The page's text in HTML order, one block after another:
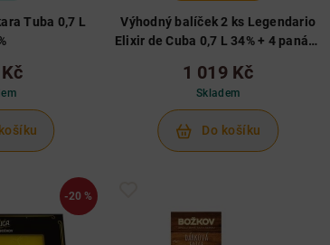
Tuba 0,7 L
Výhodný balíček 2 ks Legendario
Elixir de Cuba 0,7 L 34% + 4 panáky
1 019 Kč
Skladem
Do košíku
-20 %